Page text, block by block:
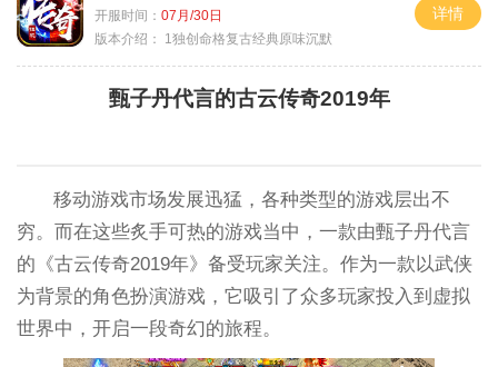
开服时间： 07月/30日
版本介绍：
1独创命格复古经典原味沉默
详情
甄子丹代言的古云传奇2019年
移动游戏市场发展迅猛，各种类型的游戏层出不
穷。而在这些炙手可热的游戏当中，一款由甄子丹代言
的《古云传奇2019年》备受玩家关注。作为一款以武侠
为背景的角色扮演游戏，它吸引了众多玩家投入到虚拟
世界中，开启一段奇幻的旅程。